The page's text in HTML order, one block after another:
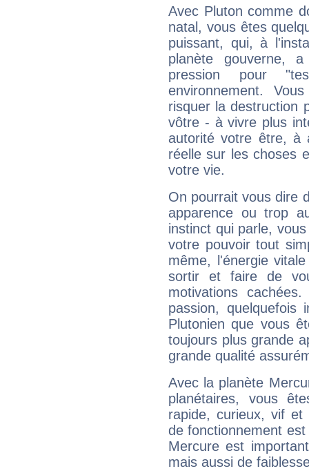
Avec Pluton comme
natal, vous êtes
puissant, qui, à
planète gouverne,
pression pour
environnement.
risquer la destruction
vôtre - à vivre plus
autorité votre être, à
réelle sur les choses
votre vie.
On pourrait vous dire
apparence ou trop
instinct qui parle,
votre pouvoir tout
même, l'énergie
sortir et faire de
motivations
passion, quelquefois
Plutonien que vous
toujours plus grande
grande qualité
Avec la planète
planétaires, vous
rapide, curieux, vif et
de fonctionnement
Mercure est
mais aussi de